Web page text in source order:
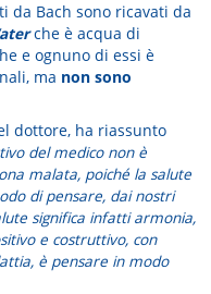
da Bach sono ricavati da
che è acqua di
e ognuno di essi è
ma non sono
dottore, ha riassunto
del medico non è
malata, poiché la salute
di pensare, dai nostri
significa infatti armonia,
e costruttivo, con
è pensare in modo